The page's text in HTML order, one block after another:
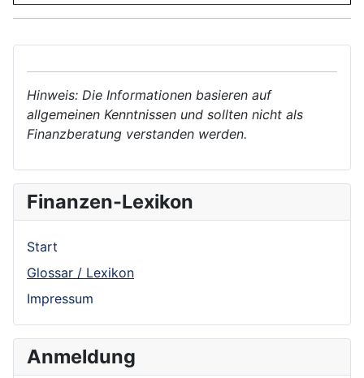
Hinweis: Die Informationen basieren auf
allgemeinen Kenntnissen und sollten nicht als
Finanzberatung verstanden werden.
Finanzen-Lexikon
Start
Glossar / Lexikon
Impressum
Anmeldung